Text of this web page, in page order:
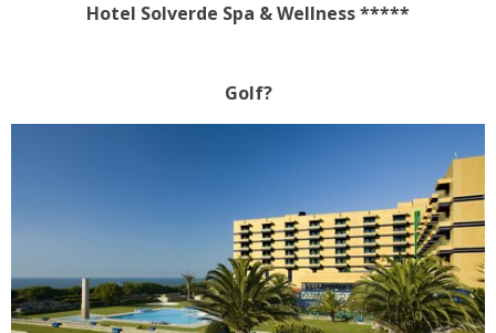
Hotel Solverde Spa & Wellness *****
Golf?